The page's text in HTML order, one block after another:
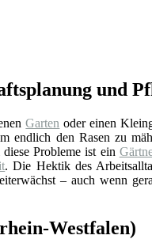
und
Garten oder einen
endlich den Rasen zu
Probleme ist ein
. Die Hektik des
– auch wenn
Westfalen)